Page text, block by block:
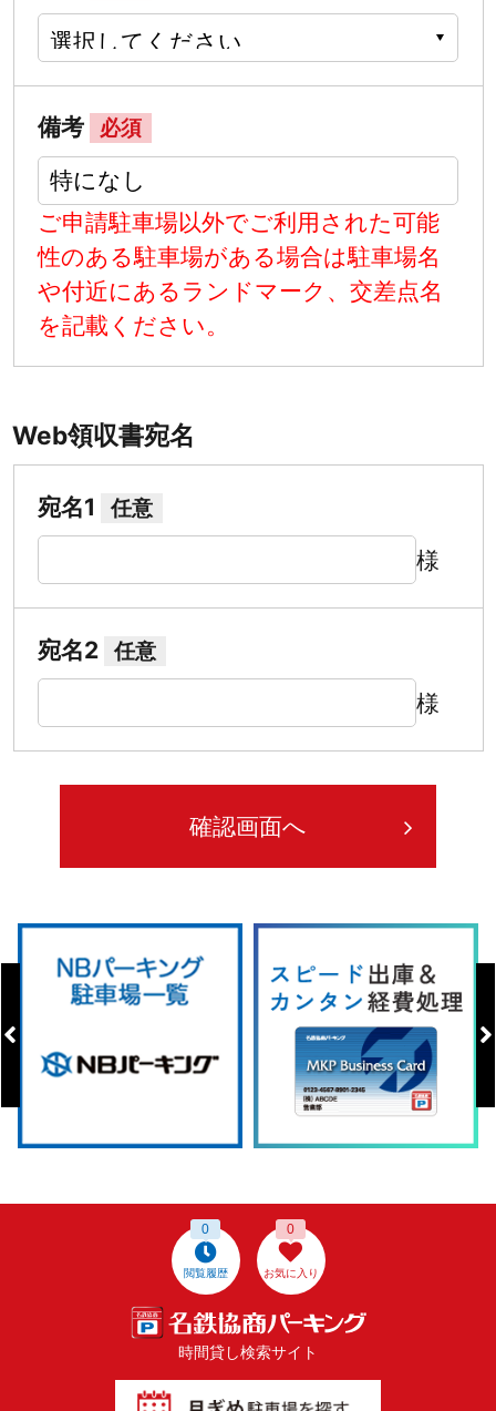
備考 必須
ご申請駐車場以外でご利用された可能
性のある駐車場がある場合は駐車場名
や付近にあるランドマーク、交差点名
を記載ください。
Web領収書宛名
宛名1 任意
様
宛名2 任意
様
閲覧履歴
0
お気に入り
0
時間貸し検索サイト